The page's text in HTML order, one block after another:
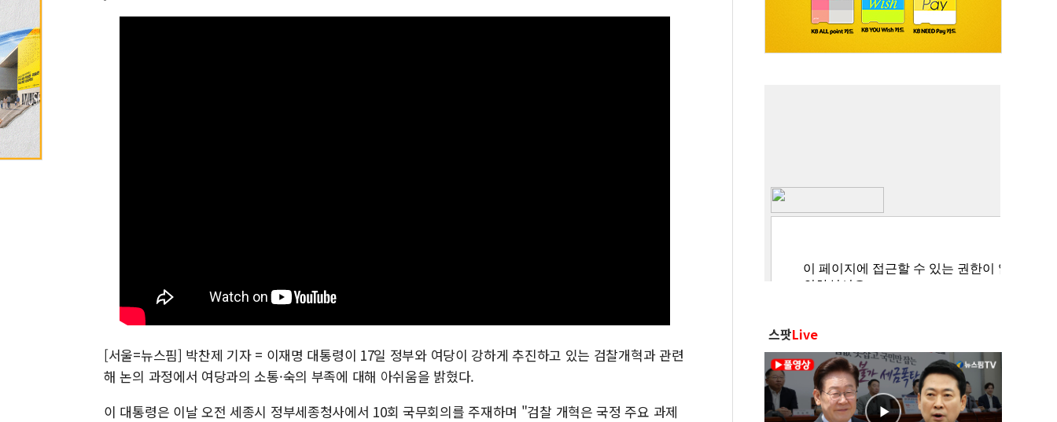
[서울=뉴스핌] 박찬제 기자 = 이재명 대통령이 17일 정부와 여당이 강하게 추진하고 있는 검찰개혁과 관련
해 논의 과정에서 여당과의 소통·숙의 부족에 대해 아쉬움을 밝혔다.
이 대통령은 이날 오전 세종시 정부세종청사에서 10회 국무회의를 주재하며 "검찰 개혁은 국정 주요 과제
스팟Live